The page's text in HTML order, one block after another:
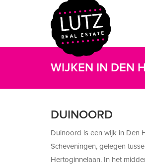
WIJKEN IN DEN
DUINOORD
Duinoord is een wijk in Den
Scheveningen, gelegen
Hertoginnelaan. In het